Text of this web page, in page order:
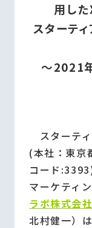
用した
スターテ
〜2021
スターテ
(本社：東京
コード
マーケティ
ラボ株式会社
北村健一）